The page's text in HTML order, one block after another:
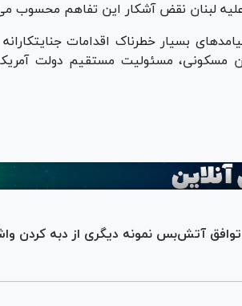
علیه لبنان نقض آشکار این تفاهم محسوب
بسیار خطرناک اقدامات جنایتکارانه
مسکونی، مسئولیت مستقیم دولت
توافق آتش‌بس نمونه دیگری از دبه کردن